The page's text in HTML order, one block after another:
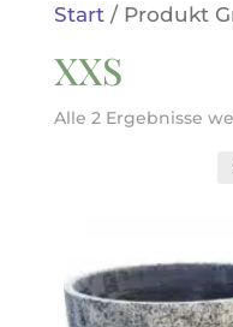
Start/ Produkt
XXS
Alle 2 Ergebnisse